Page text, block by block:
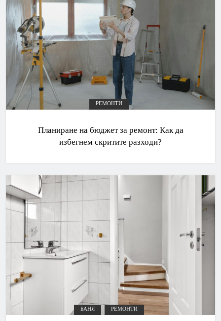
РЕМОНТИ
Планиране на бюджет за ремонт: Как да
избегнем скритите разходи?
БАНЯ РЕМОНТИ